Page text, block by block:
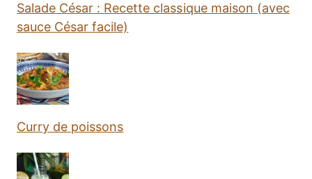
Salade César : Recette classique maison (avec
sauce César facile)
Curry de poissons